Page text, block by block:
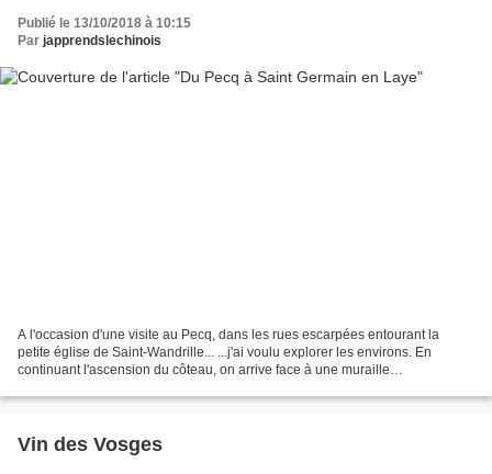
Publié le 13/10/2018 à 10:15
Par japprendslechinois
A l'occasion d'une visite au Pecq, dans les rues escarpées entourant la
petite église de Saint-Wandrille... ...j'ai voulu explorer les environs. En
continuant l'ascension du côteau, on arrive face à une muraille
Vin des Vosges